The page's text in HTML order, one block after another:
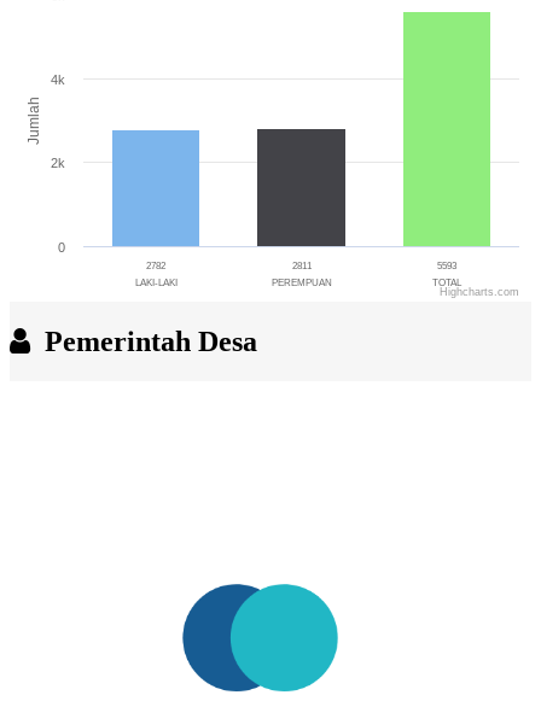
Jumlah
2782
LAKI-LAKI
2811
PEREMPUAN
5593
TOTAL
0
2k
4k
Highcharts.com
Pemerintah Desa